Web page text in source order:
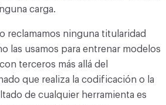
carga.
reclamamos ninguna titularidad
las usamos para entrenar modelos
terceros más allá del
que realiza la codificación o la
de cualquier herramienta es